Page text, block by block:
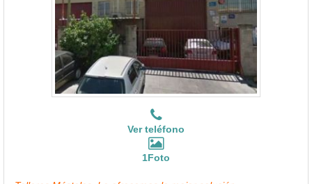
Ver teléfono
1Foto